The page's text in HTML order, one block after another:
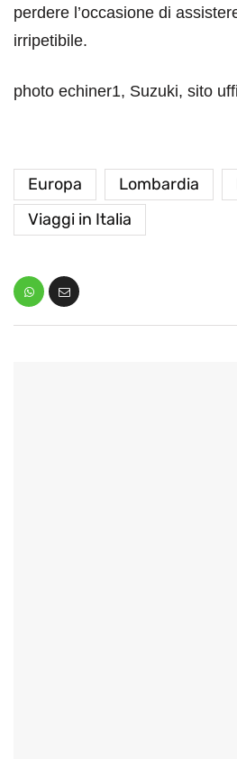
perdere l’occasione di
irripetibile.
photo echiner1, Suzuki, sito
Europa Lombardia
Viaggi in Italia